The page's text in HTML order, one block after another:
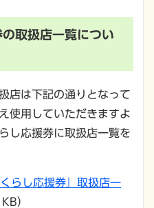
取扱店一覧につい
店は下記の通りとなって
使用していただきますよ
し応援券に取扱店一覧を
らし応援券』取扱店一
）